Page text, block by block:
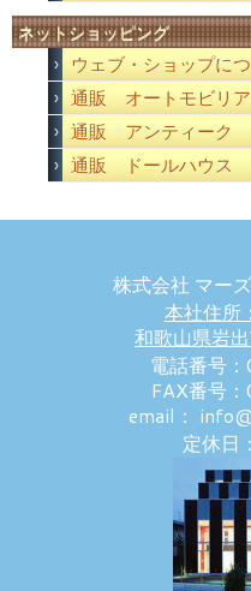
ネットショッピング
ウェブ・ショップに
通販 オートモビリア
通販 アンティーク
通販 ドールハウス
株式会社 マー
本社住
和歌山県岩
電話番号
FAX番号
email：
定休日